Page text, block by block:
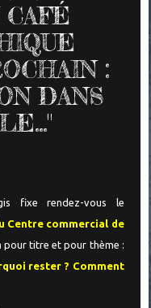
:
DANS
fixe rendez-vous le
Centre commercial de
pour titre et pour thème :
rester ? Comment